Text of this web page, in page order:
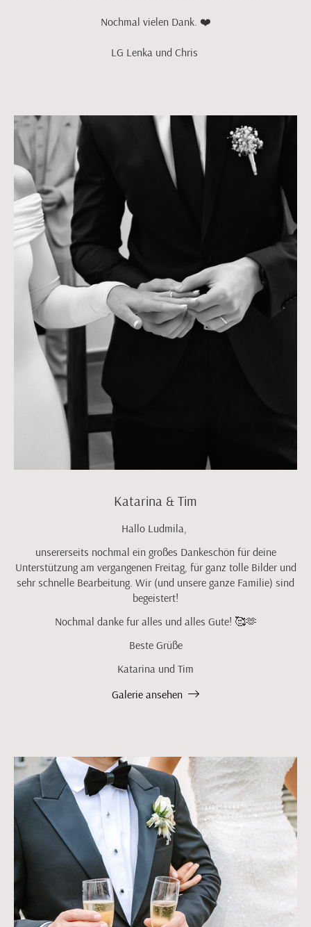
Nochmal vielen Dank. ❤️
LG Lenka und Chris
Katarina & Tim
Hallo Ludmila,
unsererseits nochmal ein großes Dankeschön für deine
Unterstützung am vergangenen Freitag, für ganz tolle Bilder und
sehr schnelle Bearbeitung. Wir (und unsere ganze Familie) sind
begeistert!
Nochmal danke fur alles und alles Gute! 🥰🫶
Beste Grüße
Katarina und Tim
Galerie ansehen